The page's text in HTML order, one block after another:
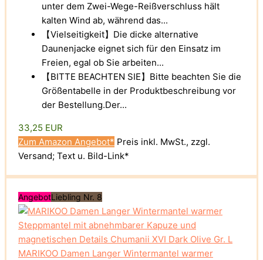
unter dem Zwei-Wege-Reißverschluss hält
kalten Wind ab, während das...
【Vielseitigkeit】Die dicke alternative
Daunenjacke eignet sich für den Einsatz im
Freien, egal ob Sie arbeiten...
【BITTE BEACHTEN SIE】Bitte beachten Sie die
Größentabelle in der Produktbeschreibung vor
der Bestellung.Der...
33,25 EUR
Zum Amazon Angebot* Preis inkl. MwSt., zzgl.
Versand; Text u. Bild-Link*
AngebotLiebling Nr. 8
MARIKOO Damen Langer Wintermantel warmer